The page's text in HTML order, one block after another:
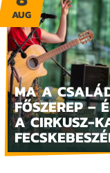
MA A
FŐSZEREP –
A CIRKUSZ-
AUG